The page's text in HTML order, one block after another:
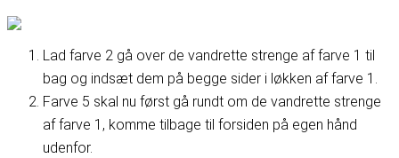
Lad farve 2 gå over de vandrette strenge af farve 1 til
bag og indsæt dem på begge sider i løkken af farve 1.
Farve 5 skal nu først gå rundt om de vandrette strenge
af farve 1, komme tilbage til forsiden på egen hånd
udenfor.